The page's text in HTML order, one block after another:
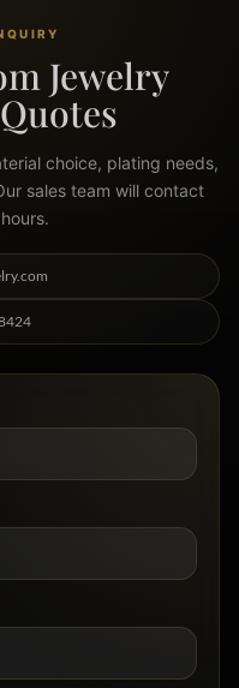
Jewelry
choice, plating needs,
sales team will contact